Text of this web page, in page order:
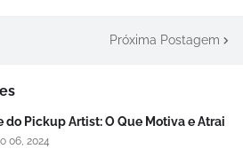
Próxima Postagem
do Pickup Artist: O Que Motiva e Atrai
06, 2024